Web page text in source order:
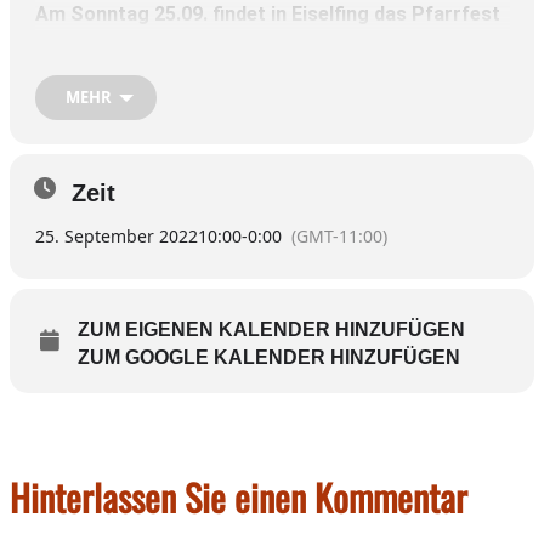
Am Sonntag 25.09. findet in Eiselfing das Pfarrfest
durchgehend geöffnet. Viele neue Bücher für Kinder
und Erwachsene stehen zudem zum Ausleihen
Die Mitarbeiterinnen der Eiselfinger Bücherei freuen
sich schon auf viele Besucher.
MEHR
Zeit
25. September 202210:00-0:00 (GMT-11:00)
ZUM EIGENEN KALENDER HINZUFÜGEN
ZUM GOOGLE KALENDER HINZUFÜGEN
Hinterlassen Sie einen Kommentar